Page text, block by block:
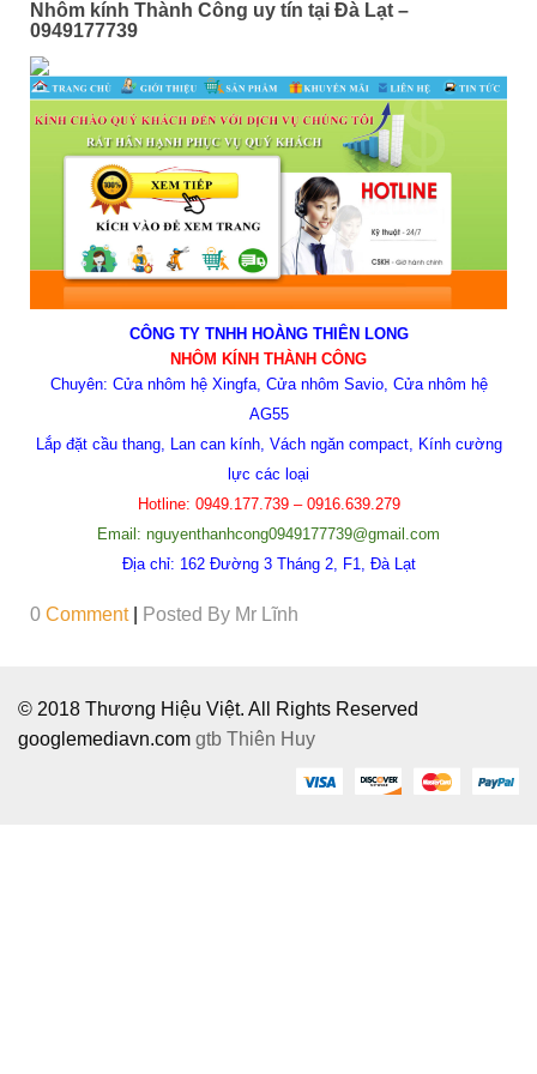
Nhôm kính Thành Công uy tín tại Đà Lạt –
0949177739
CÔNG TY TNHH HOÀNG THIÊN LONG
NHÔM KÍNH THÀNH CÔNG
Chuyên: Cửa nhôm hệ Xingfa, Cửa nhôm Savio, Cửa nhôm hệ
AG55
Lắp đặt cầu thang, Lan can kính, Vách ngăn compact, Kính cường
lực các loại
Hotline: 0949.177.739 – 0916.639.279
Email: nguyenthanhcong0949177739@gmail.com
Địa chỉ: 162 Đường 3 Tháng 2, F1, Đà Lạt
0 Comment Posted By Mr Lĩnh
© 2018 Thương Hiệu Việt. All Rights Reserved
googlemediavn.com gtb Thiên Huy